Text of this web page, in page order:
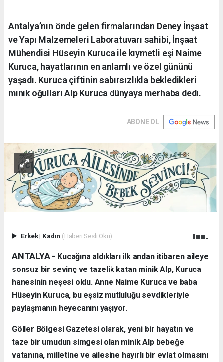
Antalya’nın önde gelen firmalarından Deney İnşaat
ve Yapı Malzemeleri Laboratuvarı sahibi, İnşaat
Mühendisi Hüseyin Kuruca ile kıymetli eşi Naime
Kuruca, hayatlarının en anlamlı ve özel gününü
yaşadı. Kuruca çiftinin sabırsızlıkla bekledikleri
minik oğulları Alp Kuruca dünyaya merhaba dedi.
ABONE OL
Erkek| Kadın (Haberi Sesli Oku)
ANTALYA - ​ Kucağına aldıkları ilk andan itibaren aileye
sonsuz bir sevinç ve tazelik katan minik Alp, Kuruca
hanesinin neşesi oldu. Anne Naime Kuruca ve baba
Hüseyin Kuruca, bu eşsiz mutluluğu sevdikleriyle
paylaşmanın heyecanını yaşıyor.
​Göller Bölgesi Gazetesi olarak, yeni bir hayatın ve
taze bir umudun simgesi olan minik Alp bebeğe
vatanına, milletine ve ailesine hayırlı bir evlat olmasını